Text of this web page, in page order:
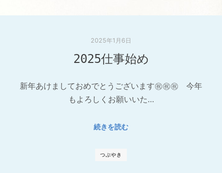
2025年1月6日
2025仕事始め
新年あけましておめでとうございます㊗㊗㊗ 今年
もよろしくお願いいた…
続きを読む
つぶやき